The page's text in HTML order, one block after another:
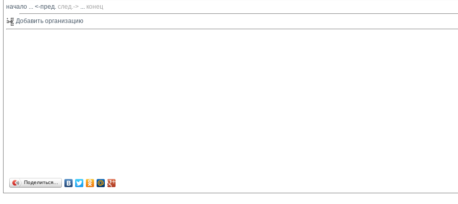
начало ... <-пред. след.-> ... конец
Добавить организацию
Поделиться…